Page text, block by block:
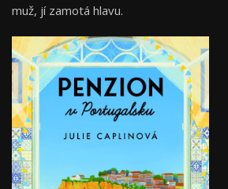
muž, jí zamotá hlavu.